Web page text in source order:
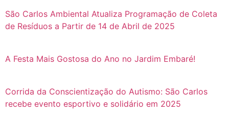
São Carlos Ambiental Atualiza Programação de Coleta
de Resíduos a Partir de 14 de Abril de 2025
A Festa Mais Gostosa do Ano no Jardim Embaré!
Corrida da Conscientização do Autismo: São Carlos
recebe evento esportivo e solidário em 2025